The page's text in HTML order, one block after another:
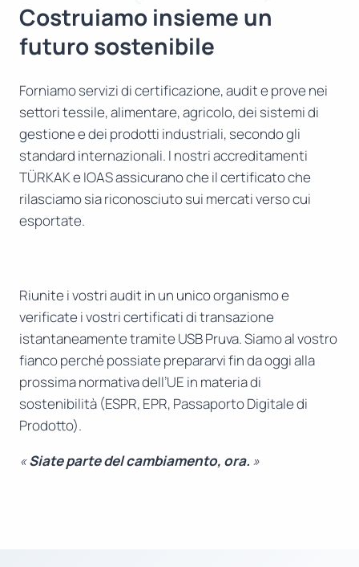
Costruiamo insieme un
futuro sostenibile
Forniamo servizi di certificazione, audit e prove nei
settori tessile, alimentare, agricolo, dei sistemi di
gestione e dei prodotti industriali, secondo gli
standard internazionali. I nostri accreditamenti
TÜRKAK e IOAS assicurano che il certificato che
rilasciamo sia riconosciuto sui mercati verso cui
esportate.
Riunite i vostri audit in un unico organismo e
verificate i vostri certificati di transazione
istantaneamente tramite USB Pruva. Siamo al vostro
fianco perché possiate prepararvi fin da oggi alla
prossima normativa dell’UE in materia di
sostenibilità (ESPR, EPR, Passaporto Digitale di
Prodotto).
«Siate parte del cambiamento, ora. »